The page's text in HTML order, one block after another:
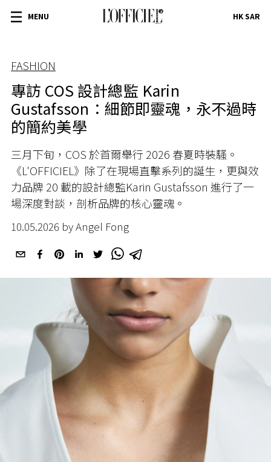
MENU HK SAR
FASHION
專訪 COS 設計總監 Karin
Gustafsson：細節即靈魂，永不過時
的簡約美學
三月下旬，COS 於首爾舉行 2026 春夏時裝騷。
《L'OFFICIEL》除了在現場直擊系列的誕生，更與效
力品牌 20 載的設計總監Karin Gustafsson 進行了一
場深度對談，剖析品牌的核心靈魂。
10.05.2026 by Angel Fong